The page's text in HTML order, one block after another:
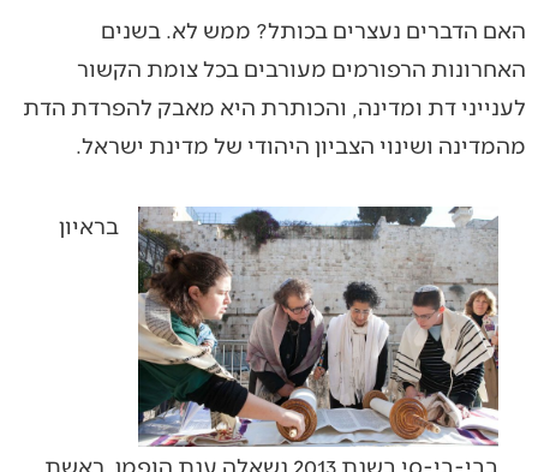
האם הדברים נעצרים בכותל? ממש לא. בשנים
האחרונות הרפורמים מעורבים בכל צומת הקשור
לענייני דת ומדינה, והכותרת היא מאבק להפרדת הדת
מהמדינה ושינוי הצביון היהודי של מדינת ישראל.
בראיון
בבי-בי-סי בשנת 2013 נשאלה ענת הופמן, ראשת